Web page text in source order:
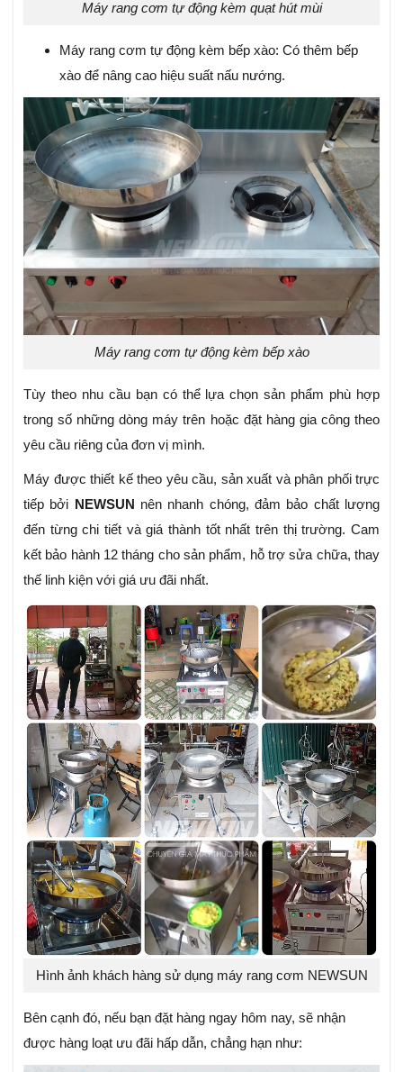
Máy rang cơm tự động kèm quạt hút mùi
Máy rang cơm tự động kèm bếp xào: Có thêm bếp
xào để nâng cao hiệu suất nấu nướng.
Máy rang cơm tự động kèm bếp xào
Tùy theo nhu cầu bạn có thể lựa chọn sản phẩm phù hợp
trong số những dòng máy trên hoặc đặt hàng gia công theo
yêu cầu riêng của đơn vị mình.
Máy được thiết kế theo yêu cầu, sản xuất và phân phối trực
tiếp bởi NEWSUN nên nhanh chóng, đảm bảo chất lượng
đến từng chi tiết và giá thành tốt nhất trên thị trường. Cam
kết bảo hành 12 tháng cho sản phẩm, hỗ trợ sửa chữa, thay
thế linh kiện với giá ưu đãi nhất.
Hình ảnh khách hàng sử dụng máy rang cơm NEWSUN
Bên cạnh đó, nếu bạn đặt hàng ngay hôm nay, sẽ nhận
được hàng loạt ưu đãi hấp dẫn, chẳng hạn như: